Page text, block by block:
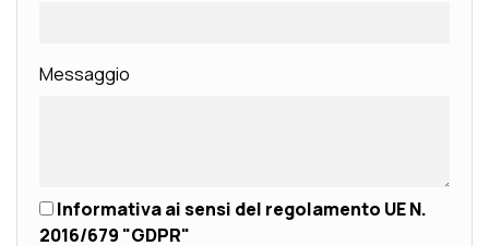
Messaggio
Informativa ai sensi del regolamento UE N.
2016/679 "GDPR"